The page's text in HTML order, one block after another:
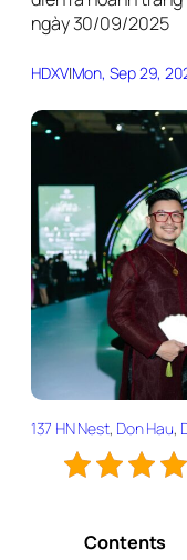
ngày 30/09/2025
HDXV|Mon, Sep 29,
137 HN Nest, Don Hau,
Contents